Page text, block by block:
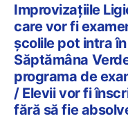
Improvizațiile
care vor fi
școlile pot intra
Săptămâna
programa de
/ Elevii vor fi
fără să fie